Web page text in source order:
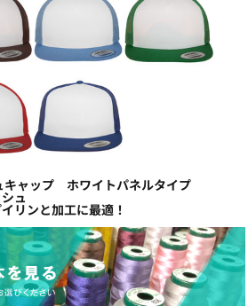
ャップ ホワイトパネルタイプ
ュ
リンと加工に最適！